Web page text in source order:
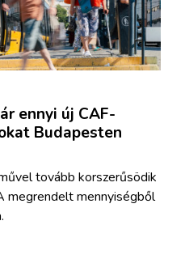
ennyi új CAF-
Budapesten
tovább korszerűsödik
megrendelt mennyiségből